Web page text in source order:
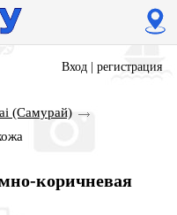
Вход регистрация
(Самурай)
коричневая